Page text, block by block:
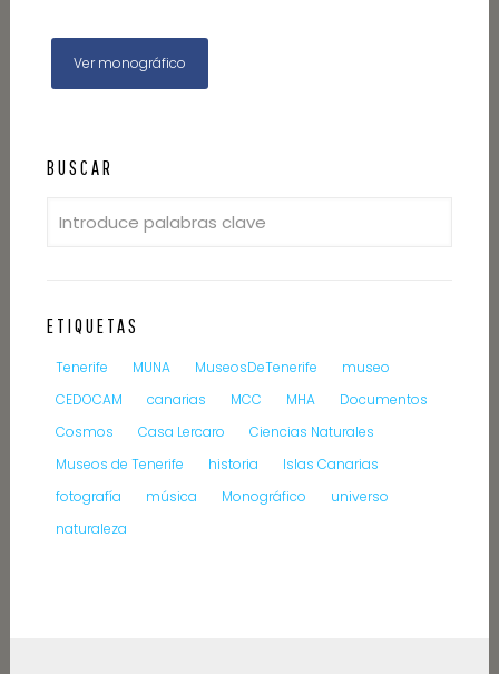
Ver monográfico
BUSCAR
ETIQUETAS
Tenerife MUNA MuseosDeTenerife
museo
CEDOCAM
canarias MCC MHA
Documentos
Cosmos
Casa Lercaro
Ciencias Naturales
Museos de Tenerife
historia
Islas Canarias
fotografía
música Monográfico
universo
naturaleza